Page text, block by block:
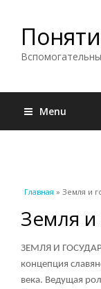
Menu
Вы здесь
Главная » Земля и
Земля и
ЗЕМЛЯ И
концепция
века. Ведущая